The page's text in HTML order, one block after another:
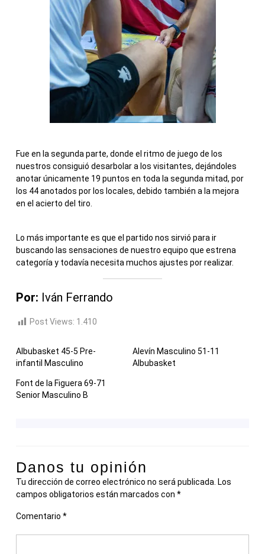
Fue en la segunda parte, donde el ritmo de juego de los
nuestros consiguió desarbolar a los visitantes, dejándoles
anotar únicamente 19 puntos en toda la segunda mitad, por
los 44 anotados por los locales, debido también a la mejora
en el acierto del tiro.
Lo más importante es que el partido nos sirvió para ir
buscando las sensaciones de nuestro equipo que estrena
categoría y todavía necesita muchos ajustes por realizar.
Por: Iván Ferrando
Post Views: 1.410
Albubasket 45-5 Pre-
infantil Masculino
Alevín Masculino 51-11
Albubasket
Font de la Figuera 69-71
Senior Masculino B
Danos tu opinión
Tu dirección de correo electrónico no será publicada. Los
campos obligatorios están marcados con *
Comentario *